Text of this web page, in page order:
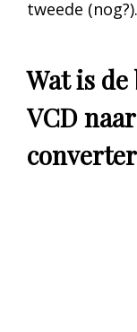
tweede (nog?).
Wat is
VCD